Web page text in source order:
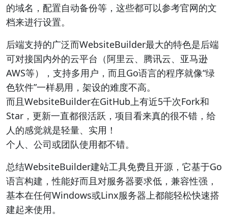
的域名，配置自动备份等，这些都可以参考官网的文
档来进行设置。
后端支持的广泛而WebsiteBuilder最大的特色是后端
可对接国内外的云平台（阿里云、腾讯云、亚马逊
AWS等），支持多用户，而且Go语言的程序就像“绿
色软件”一样易用，架设的难度不高。
而且WebsiteBuilder在GitHub上有近5千次Fork和
Star，更新一直都很活跃，项目看来真的很不错，给
人的感觉就是轻量、实用！
个人、公司或团队使用都不错。
总结WebsiteBuilder建站工具免费且开源，它基于Go
语言构建，性能好而且对服务器要求低，兼容性强，
基本在任何Windows或Linx服务器上都能轻松快速搭
建起来使用。